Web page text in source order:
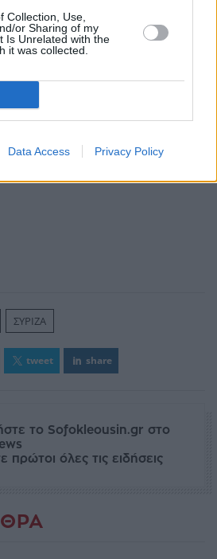
Collection, Use,
or Sharing of my
Is Unrelated with the
it was collected.
Data Access Privacy Policy
αόριστα την ακρίβεια,
είναι μπανανία"».
ΣΥΡΙΖΑ
tweet share
το Sofokleousin.gr στο
πρώτοι όλες τις ειδήσεις